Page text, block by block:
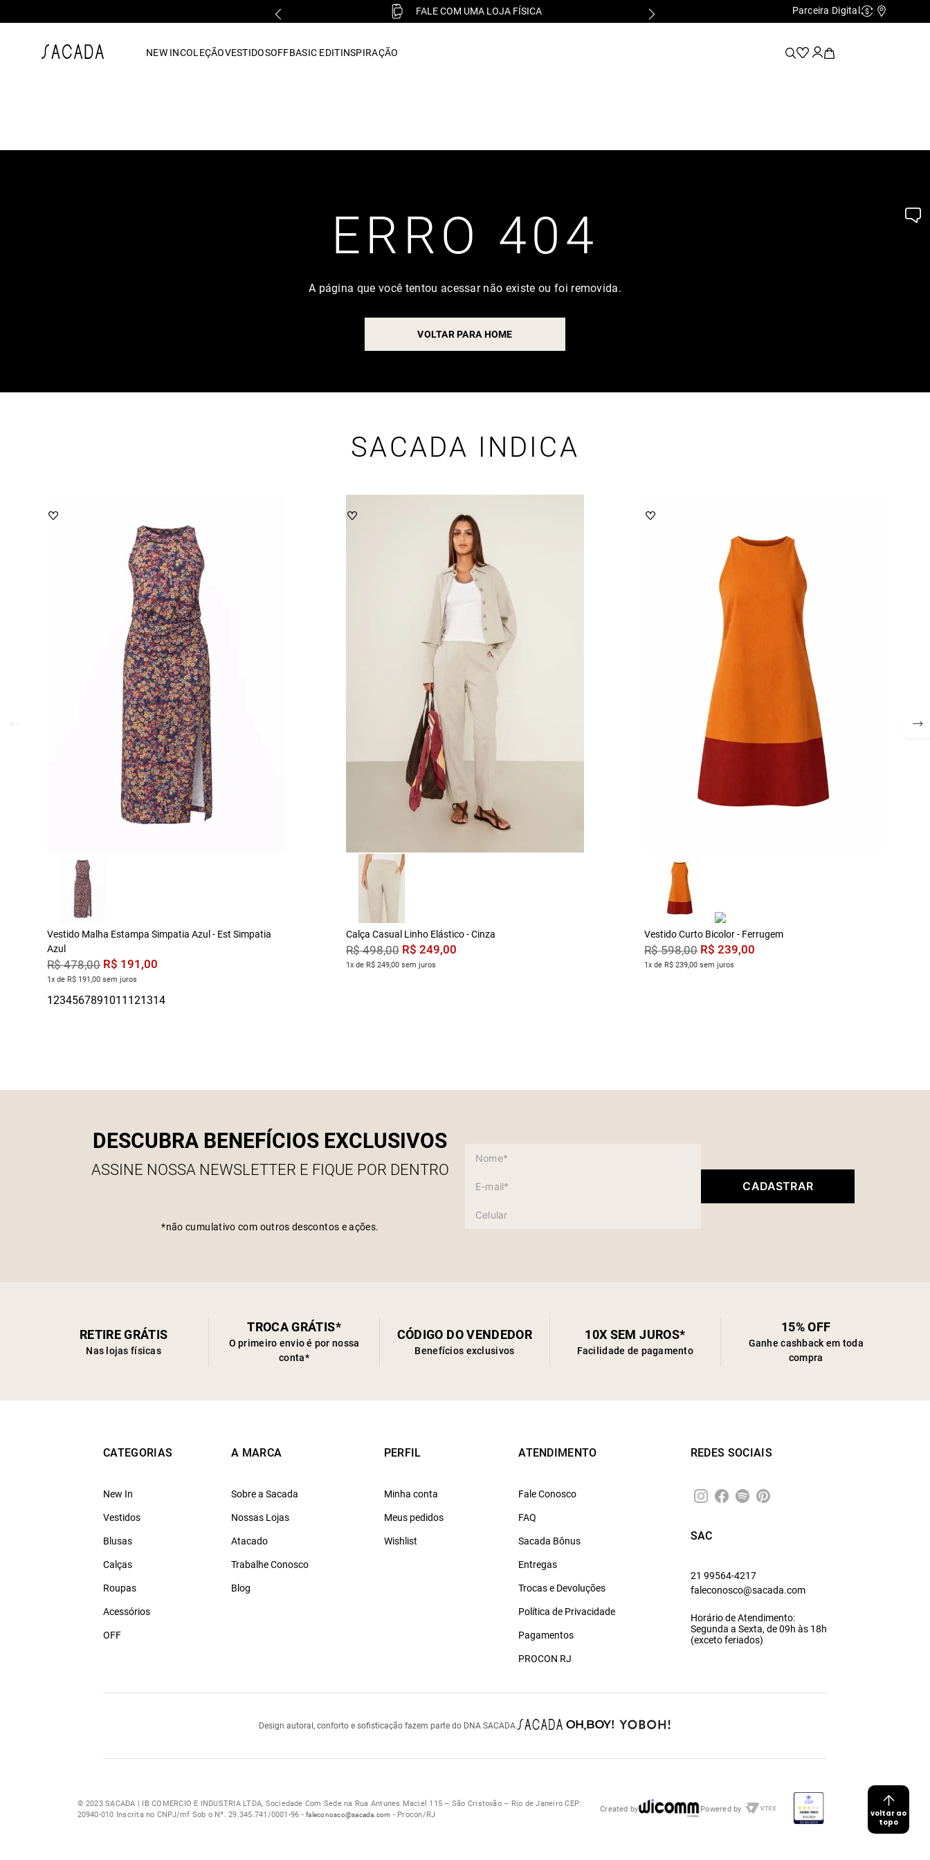
FALE COM UMA LOJA FÍSICA Parceira Digital Cashback
NEW INCOLEÇÃOVESTIDOSOFFBASIC EDITINSPIRAÇÃO
ERRO 404
A página que você tentou acessar não existe ou foi removida.
VOLTAR PARA HOME
SACADA INDICA
Vestido Malha Estampa Simpatia Azul - Est Simpatia
Azul
R$ 478,00 R$ 191 ,00
1x de R$ 191,00 sem juros
Calça Casual Linho Elástico - Cinza
R$ 498,00 R$ 249,00
1x de R$ 249,00 sem juros
Vestido Curto Bicolor - Ferrugem
R$ 598,00 R$ 239,00
1x de R$ 239,00 sem juros
voltar ao
topo
DESCUBRA BENEFÍCIOS EXCLUSIVOS
ASSINE NOSSA NEWSLETTER E FIQUE POR DENTRO
*não cumulativo com outros descontos e ações.
CADASTRAR
RETIRE GRÁTIS
Nas lojas físicas
TROCA GRÁTIS*
O primeiro envio é por nossa
conta*
CÓDIGO DO VENDEDOR
Benefícios exclusivos
10X SEM JUROS*
Facilidade de pagamento
15% OFF
Ganhe cashback em toda
compra
CATEGORIAS
New In
Vestidos
Blusas
Calças
Roupas
Acessórios
OFF
A MARCA
Sobre a Sacada
Nossas Lojas
Atacado
Trabalhe Conosco
Blog
PERFIL
Minha conta
Meus pedidos
Wishlist
ATENDIMENTO
Fale Conosco
FAQ
Sacada Bônus
Entregas
Trocas e Devoluções
Política de Privacidade
Pagamentos
PROCON RJ
REDES SOCIAIS
SAC
21 99564-4217
faleconosco@sacada.com
Horário de Atendimento:
Segunda a Sexta, de 09h às 18h
(exceto feriados)
Design autoral, conforto e sofisticação fazem parte do DNA SACADA.
© 2023 SACADA | IB COMERCIO E INDUSTRIA LTDA, Sociedade Com Sede na Rua Antunes Maciel 115 – São Cristovão – Rio de Janeiro CEP:
20940-010 Inscrita no CNPJ/mf Sob o Nº. 29.345.741/0001-96 -faleconosco@sacada.com - Procon/RJ
Created by Powered by
vestido midi
7º macacão